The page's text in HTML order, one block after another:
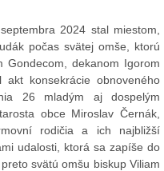
2024 stal miestom,
počas svätej omše, ktorú
Gondecom, dekanom Igorom
konsekrácie obnoveného
26 mladým aj dospelým
obce Miroslav Černák,
rodičia a ich najbližší
udalosti, ktorá sa zapíše do
svätú omšu biskup Viliam